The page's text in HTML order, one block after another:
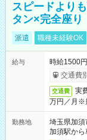
スピードより
タン×完全座り
派遣 職種未経験OK
給与
時給1500円
交通費
交通費
実
万円／月※
勤務地
埼玉県加須
加須駅か